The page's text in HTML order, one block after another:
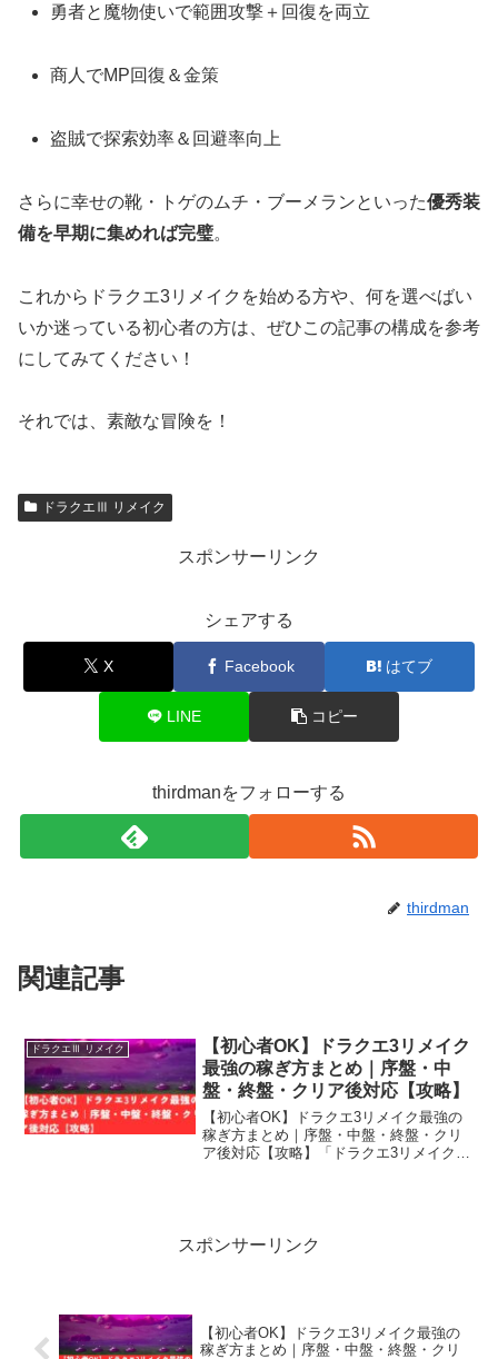
勇者と魔物使いで範囲攻撃＋回復を両立
商人でMP回復＆金策
盗賊で探索効率＆回避率向上
さらに幸せの靴・トゲのムチ・ブーメランといった優秀装
備を早期に集めれば完璧。
これからドラクエ3リメイクを始める方や、何を選べばい
いか迷っている初心者の方は、ぜひこの記事の構成を参考
にしてみてください！
それでは、素敵な冒険を！
ドラクエⅢ リメイク
スポンサーリンク
シェアする
X Facebook はてブ
LINE コピー
thirdmanをフォローする
thirdman
関連記事
ドラクエⅢ リメイク
【初心者OK】ドラクエ3リメイク
最強の稼ぎ方まとめ｜序盤・中
盤・終盤・クリア後対応【攻略】
【初心者OK】ドラクエ3リメイク最強の
稼ぎ方まとめ｜序盤・中盤・終盤・クリ
ア後対応【攻略】「ドラクエ3リメイク」
スポンサーリンク
【初心者OK】ドラクエ3リメイク最強の
稼ぎ方まとめ｜序盤・中盤・終盤・クリ